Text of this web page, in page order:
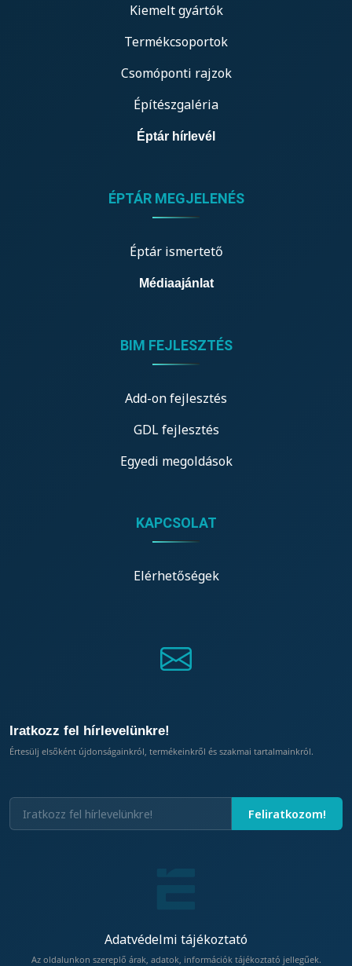
Kiemelt gyártók
Termékcsoportok
Csomóponti rajzok
Építészgaléria
Éptár hírlevél
ÉPTÁR MEGJELENÉS
Éptár ismertető
Médiaajánlat
BIM FEJLESZTÉS
Add-on fejlesztés
GDL fejlesztés
Egyedi megoldások
KAPCSOLAT
Elérhetőségek
Iratkozz fel hírlevelünkre!
Értesülj elsőként újdonságainkról, termékeinkről és szakmai tartalmainkról.
Adatvédelmi tájékoztató
Az oldalunkon szereplő árak, adatok, információk tájékoztató jellegűek.